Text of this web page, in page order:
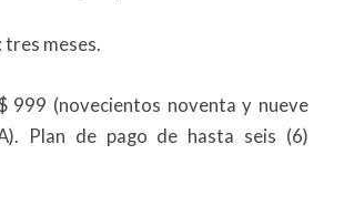
tres meses.
999 (novecientos noventa y nueve
Plan de pago de hasta seis (6)